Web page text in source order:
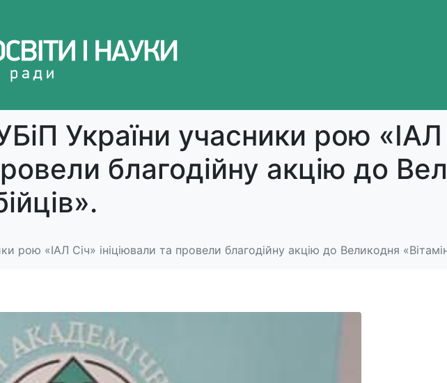
України учасники рою «ІАЛ
благодійну акцію до
рою «ІАЛ Січ» ініціювали та провели благодійну акцію до Великодня